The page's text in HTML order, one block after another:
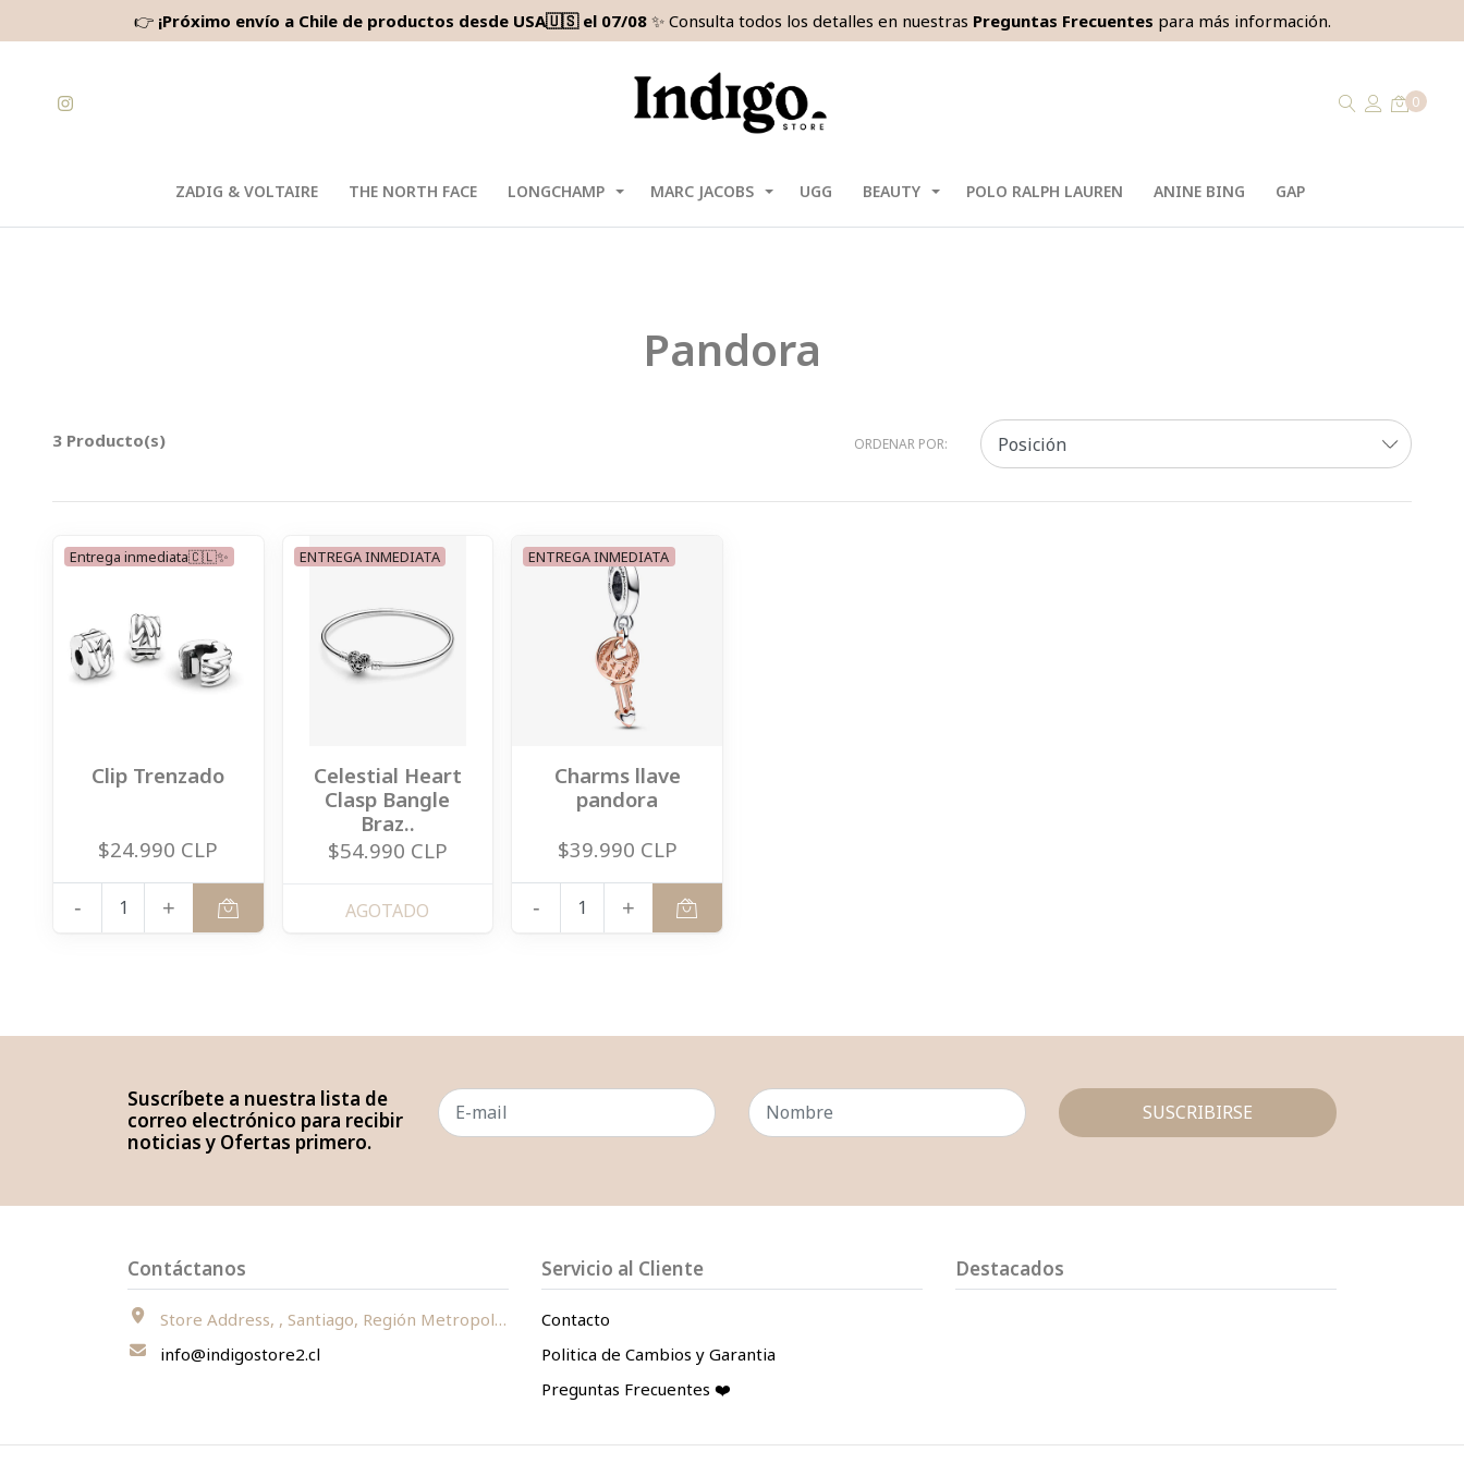
👉 ¡Próximo envío a Chile de productos desde USA🇺🇸 el 07/08✨ Consulta todos los detalles en nuestras Preguntas Frecuentes para más información.
0
ZADIG & VOLTAIRE THE NORTH FACE LONGCHAMP MARC JACOBS UGG BEAUTY POLO RALPH LAUREN ANINE BING GAP
Pandora
3 Producto(s) ORDENAR POR:
Entrega inmediata🇨🇱✨
Clip Trenzado
$24.990 CLP
+
-
ENTREGA INMEDIATA
Celestial Heart
Clasp Bangle
Braz..
$54.990 CLP
AGOTADO
ENTREGA INMEDIATA
Charms llave
pandora
$39.990 CLP
+
-
Suscríbete a nuestra lista de
correo electrónico para recibir
noticias y Ofertas primero.
SUSCRIBIRSE
Contáctanos
Store Address, , Santiago, Región Metropolitana, Chile
info@indigostore2.cl
Servicio al Cliente
Contacto
Politica de Cambios y Garantia
Preguntas Frecuentes ❤️
Destacados